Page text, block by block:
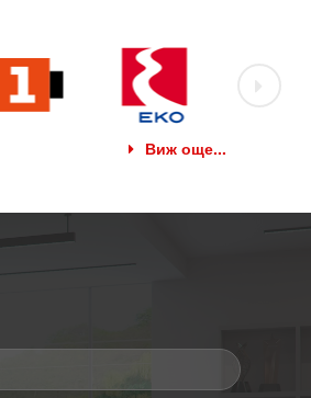
Виж още...